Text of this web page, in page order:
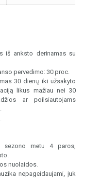
iš anksto derinamas su
pervedimo: 30 proc.
30 dienų iki užsakyto
likus mažiau nei 30
ar poilsiautojams
sezono metu 4 paros,
nuolaidos.
nepageidaujami, juk